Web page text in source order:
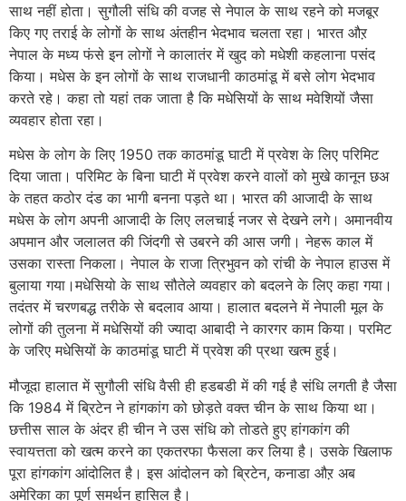
साथ नहीं होता। सुगौली संधि की वजह से नेपाल के साथ रहने को मजबूर
किए गए तराई के लोगों के साथ अंतहीन भेदभाव चलता रहा। भारत औऱ
नेपाल के मध्य फंसे इन लोगों ने कालातंर में खुद को मधेशी कहलाना पसंद
किया। मधेस के इन लोगों के साथ राजधानी काठमांडू में बसे लोग भेदभाव
करते रहे। कहा तो यहां तक जाता है कि मधेसियों के साथ मवेशियों जैसा
व्यवहार होता रहा।
मधेस के लोग के लिए 1950 तक काठमांडू घाटी में प्रवेश के लिए परिमिट
दिया जाता। परिमिट के बिना घाटी में प्रवेश करने वालों को मुखे कानून छअ
के तहत कठोर दंड का भागी बनना पड़ते था। भारत की आजादी के साथ
मधेस के लोग अपनी आजादी के लिए ललचाई नजर से देखने लगे। अमानवीय
अपमान और जलालत की जिंदगी से उबरने की आस जगी। नेहरू काल में
उसका रास्ता निकला। नेपाल के राजा त्रिभुवन को रांची के नेपाल हाउस में
बुलाया गया।मधेसियो के साथ सौतेले व्यवहार को बदलने के लिए कहा गया।
तदंतर में चरणबद्ध तरीके से बदलाव आया। हालात बदलने में नेपाली मूल के
लोगों की तुलना में मधेसियों की ज्यादा आबादी ने कारगर काम किया। परमिट
के जरिए मधेसियों के काठमांडू घाटी में प्रवेश की प्रथा खत्म हुई।
मौजूदा हालात में सुगौली संधि वैसी ही हडबडी में की गई है संधि लगती है जैसा
कि 1984 में ब्रिटेन ने हांगकांग को छोड़ते वक्त चीन के साथ किया था।
छत्तीस साल के अंदर ही चीन ने उस संधि को तोडते हुए हांगकांग की
स्वायत्तता को खत्म करने का एकतरफा फैसला कर लिया है। उसके खिलाफ
पूरा हांगकांग आंदोलित है। इस आंदोलन को ब्रिटेन, कनाडा औऱ अब
अमेरिका का पूर्ण समर्थन हासिल है।